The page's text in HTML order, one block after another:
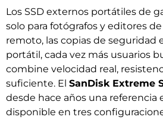
Los SSD externos portátiles de
solo para fotógrafos y editores
remoto, las copias de seguridad
portátil, cada vez más usuarios
combine velocidad real,
suficiente. El SanDisk Extreme
desde hace años una referencia
disponible en tres